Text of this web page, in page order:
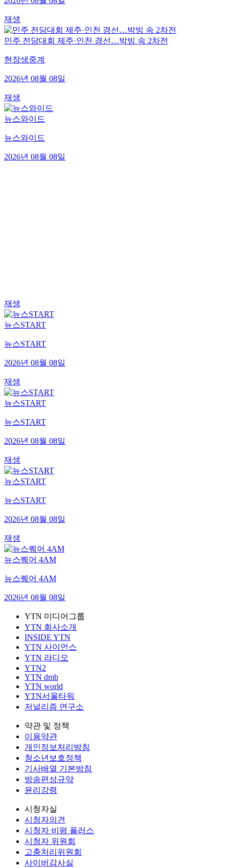
재생
민주 전당대회 제주·인천 경선…박빙 속 2차전
현장생중계
2026년 08월 08일
재생
뉴스와이드
뉴스와이드
2026년 08월 08일
재생
뉴스START
뉴스START
2026년 08월 08일
재생
뉴스START
뉴스START
2026년 08월 08일
재생
뉴스START
뉴스START
2026년 08월 08일
재생
뉴스퀘어 4AM
뉴스퀘어 4AM
2026년 08월 08일
YTN 미디어그룹
YTN 회사소개
INSIDE YTN
YTN 사이언스
YTN 라디오
YTN2
YTN dmb
YTN world
YTN서울타워
저널리즘 연구소
약관 및 정책
이용약관
개인정보처리방침
청소년보호정책
기사배열 기본방침
방송편성규약
윤리강령
시청자실
시청자의견
시청자 비평 플러스
시청자 위원회
고충처리위원회
사이버감사실